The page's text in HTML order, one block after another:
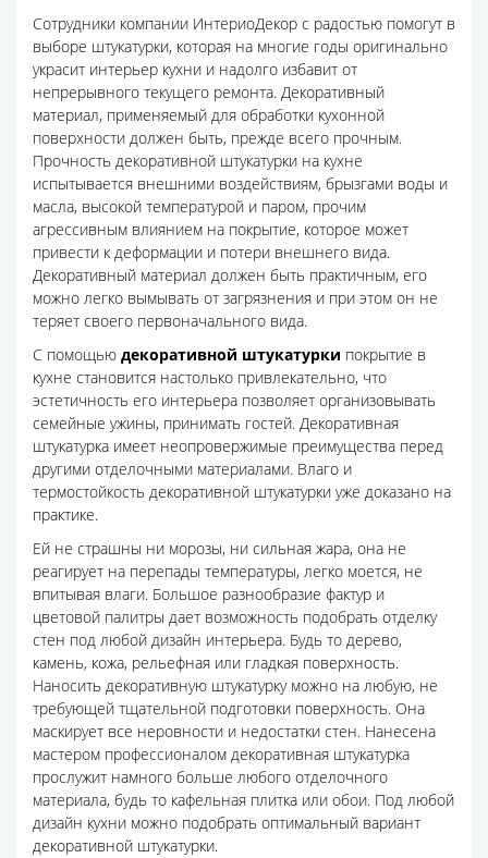
Сотрудники компании ИнтериоДекор с радостью помогут в
выборе штукатурки, которая на многие годы оригинально
украсит интерьер кухни и надолго избавит от
непрерывного текущего ремонта. Декоративный
материал, применяемый для обработки кухонной
поверхности должен быть, прежде всего прочным.
Прочность декоративной штукатурки на кухне
испытывается внешними воздействиям, брызгами воды и
масла, высокой температурой и паром, прочим
агрессивным влиянием на покрытие, которое может
привести к деформации и потери внешнего вида.
Декоративный материал должен быть практичным, его
можно легко вымывать от загрязнения и при этом он не
теряет своего первоначального вида.
С помощью декоративной штукатурки покрытие в
кухне становится настолько привлекательно, что
эстетичность его интерьера позволяет организовывать
семейные ужины, принимать гостей. Декоративная
штукатурка имеет неопровержимые преимущества перед
другими отделочными материалами. Влаго и
термостойкость декоративной штукатурки уже доказано на
практике.
Ей не страшны ни морозы, ни сильная жара, она не
реагирует на перепады температуры, легко моется, не
впитывая влаги. Большое разнообразие фактур и
цветовой палитры дает возможность подобрать отделку
стен под любой дизайн интерьера. Будь то дерево,
камень, кожа, рельефная или гладкая поверхность.
Наносить декоративную штукатурку можно на любую, не
требующей тщательной подготовки поверхность. Она
маскирует все неровности и недостатки стен. Нанесена
мастером профессионалом декоративная штукатурка
прослужит намного больше любого отделочного
материала, будь то кафельная плитка или обои. Под любой
дизайн кухни можно подобрать оптимальный вариант
декоративной штукатурки.